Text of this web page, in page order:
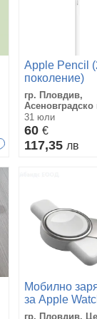
Apple Pencil
поколение)
гр. Пловдив,
31 юли
60 €
117,35 лв
Мобилнo
за Apple
USB C и
гр. Пловдив,